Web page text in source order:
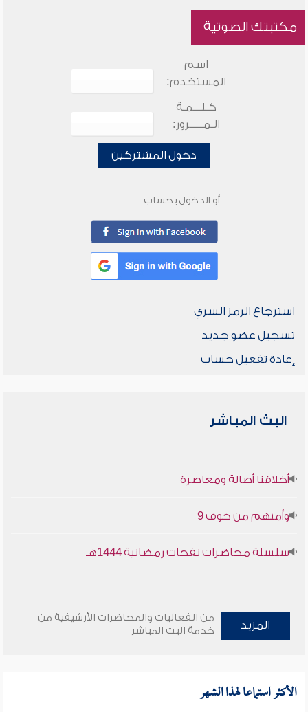
مكتبتك الصوتية
اسم
المستخدم:
كـلـــمـة
الـمـــــرور:
دخول المشتركين
أو الدخول بحساب
استرجاع الرمز السري
تسجيل عضو جديد
إعادة تفعيل حساب
البث المباشر
أخلاقنا أصالة ومعاصرة
وأمنهم من خوف 9
سلسلة محاضرات نفحات رمضانية 1444هـ
المزيد
من الفعاليات والمحاضرات الأرشيفية من
خدمة البث المباشر
الأكثر استماعا لهذا الشهر